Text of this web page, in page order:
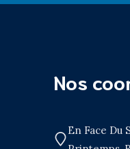
Nos
En Face Du